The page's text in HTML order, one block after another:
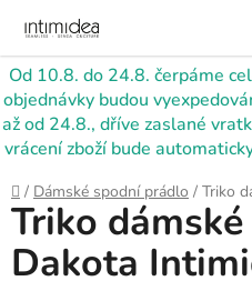
obsah
Od 10.8. do 24.8. čerpáme
objednávky budou
až od 24.8., dříve zaslané
vrácení zboží bude
Domů
/ Dámské spodní prádlo / Triko
Triko
Dakota